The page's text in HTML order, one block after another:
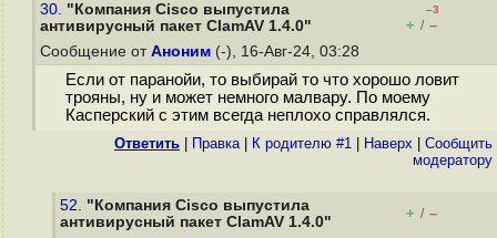
30. "Компания Cisco выпустила
антивирусный пакет ClamAV 1.4.0"
–3
+ / –
Сообщение от Аноним (-), 16-Авг-24, 03:28
Если от паранойи, то выбирай то что хорошо ловит
трояны, ну и может немного малвару. По моему
Касперский с этим всегда неплохо справлялся.
Ответить Правка| К родителю #1 Наверх
Cообщить
модератору
52. "Компания Cisco выпустила
антивирусный пакет ClamAV 1.4.0"
+ / –